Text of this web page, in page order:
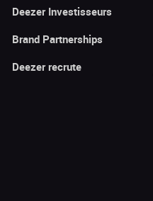
Deezer Investisseurs
Brand Partnerships
Deezer recrute